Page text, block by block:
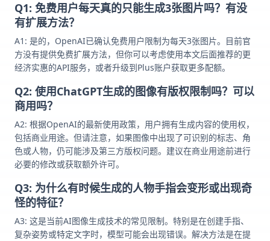
Q1: 免费用户每天真的只能生成3张图片吗？有没
有扩展方法？
A1: 是的，OpenAI已确认免费用户限制为每天3张图片。目前官
方没有提供免费扩展方法，但你可以考虑使用本文后面推荐的更
经济实惠的API服务，或者升级到Plus账户获取更多配额。
Q2: 使用ChatGPT生成的图像有版权限制吗？可以
商用吗？
A2: 根据OpenAI的最新使用政策，用户拥有生成内容的使用权，
包括商业用途。但请注意，如果图像中出现了可识别的标志、角
色或人物，仍可能涉及第三方版权问题。建议在商业用途前进行
必要的修改或获取额外许可。
Q3: 为什么有时候生成的人物手指会变形或出现奇
怪的特征？
A3: 这是当前AI图像生成技术的常见限制。特别是在创建手指、
复杂姿势或特定文字时，模型可能会出现错误。解决方法是在提